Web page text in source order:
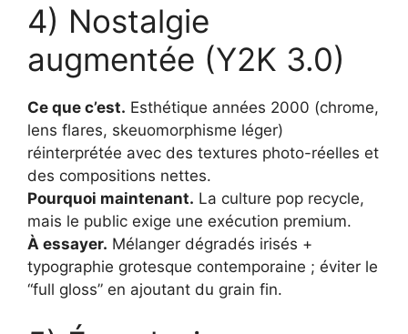
4) Nostalgie
augmentée (Y2K 3.0)
Ce que c’est. Esthétique années 2000 (chrome,
lens flares, skeuomorphisme léger)
réinterprétée avec des textures photo-réelles et
des compositions nettes.
Pourquoi maintenant. La culture pop recycle,
mais le public exige une exécution premium.
À essayer. Mélanger dégradés irisés +
typographie grotesque contemporaine ; éviter le
“full gloss” en ajoutant du grain fin.